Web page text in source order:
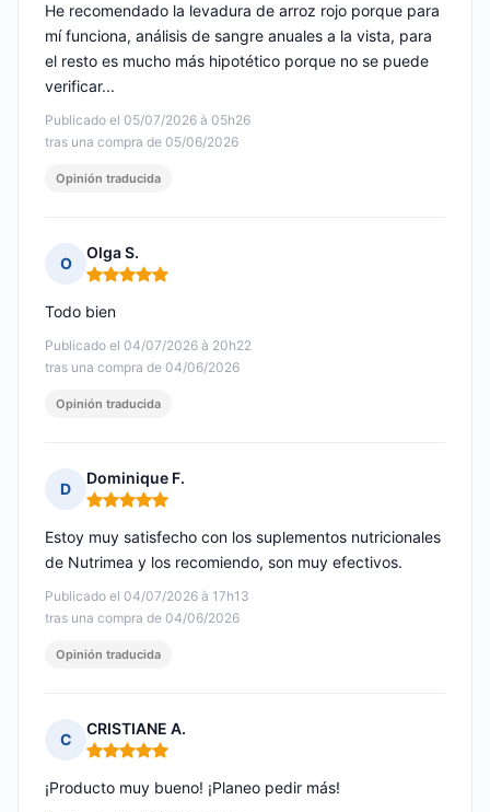
Publicado el 05/07/2026 à 05h26
tras una compra de 05/06/2026
He recomendado la levadura de arroz rojo porque para
mí funciona, análisis de sangre anuales a la vista, para
el resto es mucho más hipotético porque no se puede
verificar...
Opinión traducida
O
Olga S.
Nota: 5 de 5
Publicado el 04/07/2026 à 20h22
tras una compra de 04/06/2026
Todo bien
Opinión traducida
D
Dominique F.
Nota: 5 de 5
Publicado el 04/07/2026 à 17h13
tras una compra de 04/06/2026
Estoy muy satisfecho con los suplementos nutricionales
de Nutrimea y los recomiendo, son muy efectivos.
Opinión traducida
C
CRISTIANE A.
Nota: 5 de 5
¡Producto muy bueno! ¡Planeo pedir más!